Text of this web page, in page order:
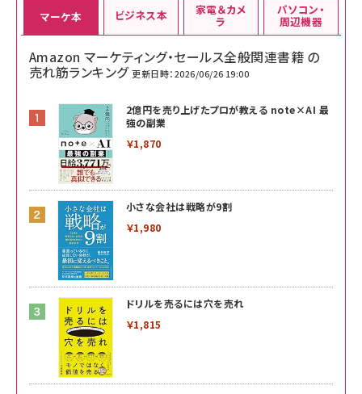
マーケ本
Amazon マーケティング・セールス全般関連書籍 の
売れ筋ランキング 更新日時：2026/06/26 19:00
2億円を売り上げたプロが教える note×AI 最
強の副業
￥1,870
小さな会社は戦略が9割
￥1,980
ドリルを売るには穴を売れ
￥1,815
ビジネス本 家電＆カメ
ラ
パソコン・
周辺機器